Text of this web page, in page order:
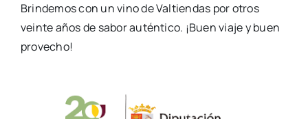
Brindemos con un vino de Valtiendas por otros
veinte años de sabor auténtico. ¡Buen viaje y buen
provecho!